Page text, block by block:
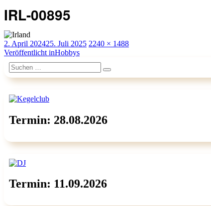
IRL-00895
Veröffentlicht
am
2. April 202425. Juli 2025 Originalgröße
2240 × 1488
Beitragsnavigation
Veröffentlicht inHobbys
Suchen
nach:
Suchen
Termin: 28.08.2026
Termin: 11.09.2026